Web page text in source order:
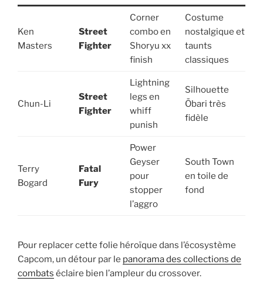
Ken
Masters
Street
Fighter
Corner
combo en
Shoryu xx
finish
Costume
nostalgique et
taunts
classiques
Chun-Li
Street
Fighter
Lightning
legs en
whiff
punish
Silhouette
Ōbari très
fidèle
Terry
Bogard
Fatal
Fury
Power
Geyser
pour
stopper
l’aggro
South Town
en toile de
fond
Pour replacer cette folie héroïque dans l’écosystème
Capcom, un détour par le panorama des collections de
combats éclaire bien l’ampleur du crossover.